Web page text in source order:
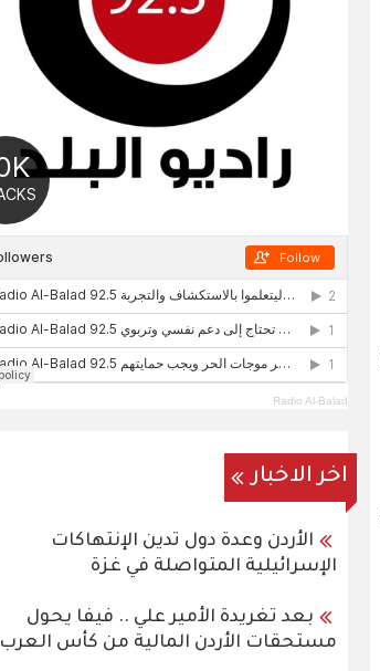
Radio Al-Balad
اخر الاخبار
الأردن وعدة دول تدين الإنتهاكات
الإسرائيلية المتواصلة في غزة
بعد تغريدة الأمير علي .. فيفا يحول
مستحقات الأردن المالية من كأس العرب